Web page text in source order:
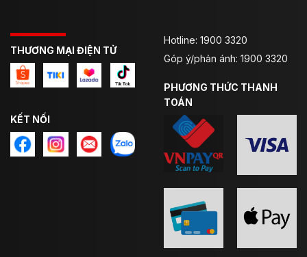
Để đảm bảo an toàn, người đội cần chọn mũ đúng kích
THƯƠNG MẠI ĐIỆN TỬ
KẾT NỐI
Hotline: 1900 3320
Góp ý/phản ánh: 1900 3320
PHƯƠNG THỨC THANH
TOÁN